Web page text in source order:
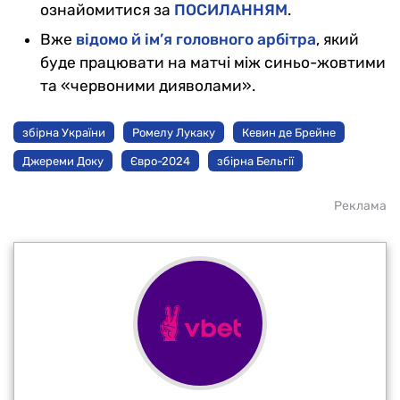
ознайомитися за ПОСИЛАННЯМ.
Вже відомо й ім’я головного арбітра, який
буде працювати на матчі між синьо-жовтими
та «червоними дияволами».
збірна України Ромелу Лукаку Кевин де Брейне
Джереми Доку Євро-2024 збірна Бельгії
Реклама